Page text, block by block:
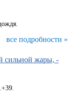
все подробности »
сильной жары, -